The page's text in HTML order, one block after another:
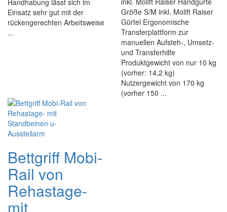
Handhabung lässt sich im
Einsatz sehr gut mit der
rückengerechten Arbeitsweise
...
Größe S/M inkl. Molift Raiser
Gürtel Ergonomische
Transferplattform zur
manuellen Aufsteh-, Umsetz-
und Transferhilfe
Produktgewicht von nur 10 kg
(vorher: 14,2 kg)
Nutzergewicht von 170 kg
(vorher 150 ...
Bettgriff Mobi-
Rail von
Rehastage-
mit